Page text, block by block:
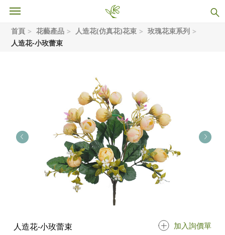
首頁 花藝產品 人造花(仿真花)花束
玫瑰花束系列
人造花-小玫蕾束
人造花-小玫蕾束 加入詢價單